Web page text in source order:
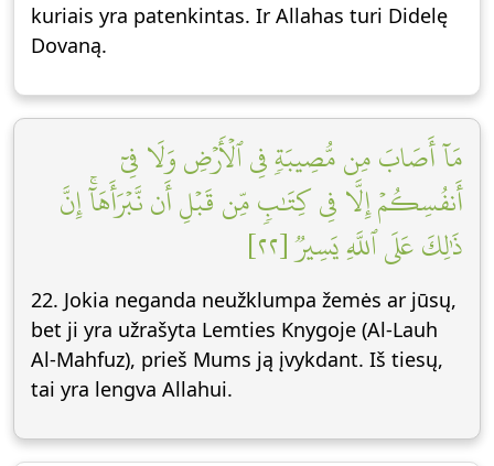
kuriais yra patenkintas. Ir Allahas turi Didelę
Dovaną.
مَآ أَصَابَ مِن مُّصِيبَةٖ فِي ٱلۡأَرۡضِ وَلَا فِيٓ
أَنفُسِكُمۡ إِلَّا فِي كِتَٰبٖ مِّن قَبۡلِ أَن نَّبۡرَأَهَآۚ إِنَّ
ذَٰلِكَ عَلَى ٱللَّهِ يَسِيرٞ [٢٢]
22. Jokia neganda neužklumpa žemės ar jūsų,
bet ji yra užrašyta Lemties Knygoje (Al-Lauh
Al-Mahfuz), prieš Mums ją įvykdant. Iš tiesų,
tai yra lengva Allahui.